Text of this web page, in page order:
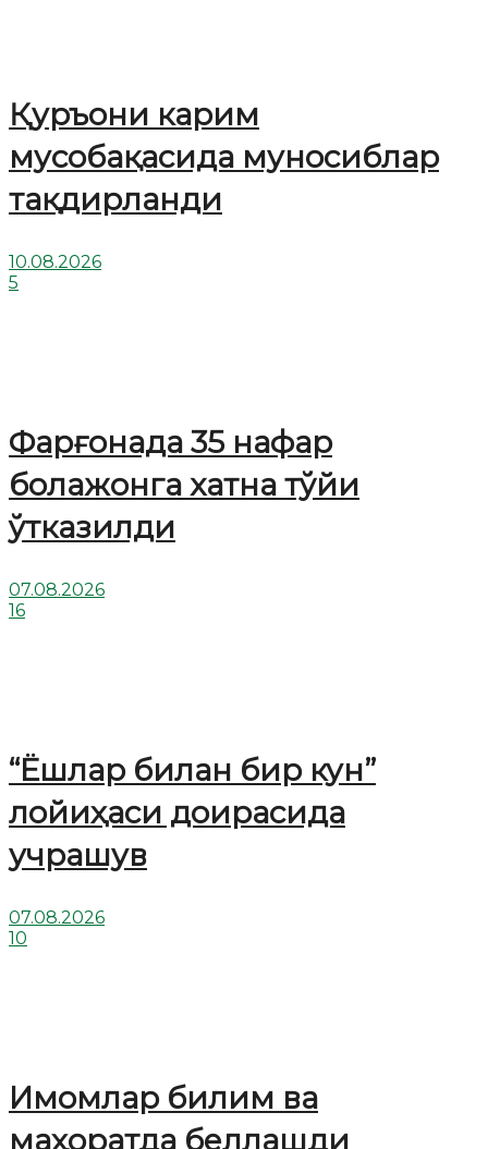
Қуръони карим
мусобақасида муносиблар
тақдирланди
10.08.2026
5
Фарғонада 35 нафар
болажонга хатна тўйи
ўтказилди
07.08.2026
16
“Ёшлар билан бир кун”
лойиҳаси доирасида
учрашув
07.08.2026
10
Имомлар билим ва
маҳоратда беллашди